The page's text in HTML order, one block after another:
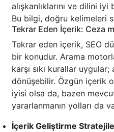
alışkanlıklarını ve dilini
Bu bilgi, doğru kelimeleri
Tekrar Eden İçerik: Ceza
Tekrar eden içerik, SEO
bir konudur. Arama
karşı sıkı kurallar
dönüşebilir. Özgün içerik
iyisi olsa da, bazen
yararlanmanın yolları da
İçerik Geliştirme